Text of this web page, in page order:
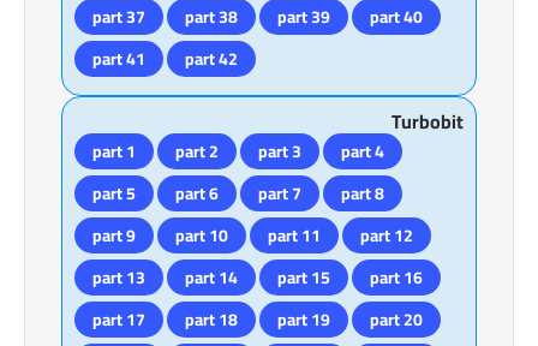
part 37
part 38 part 39
part 40
part 41
part 42
Turbobit
part 1 part 2 part 3
part 4
part 5
part 6 part 7
part 8
part 9
part 10 part 11
part 12
part 13
part 14 part 15
part 16
part 17
part 18 part 19 part 20